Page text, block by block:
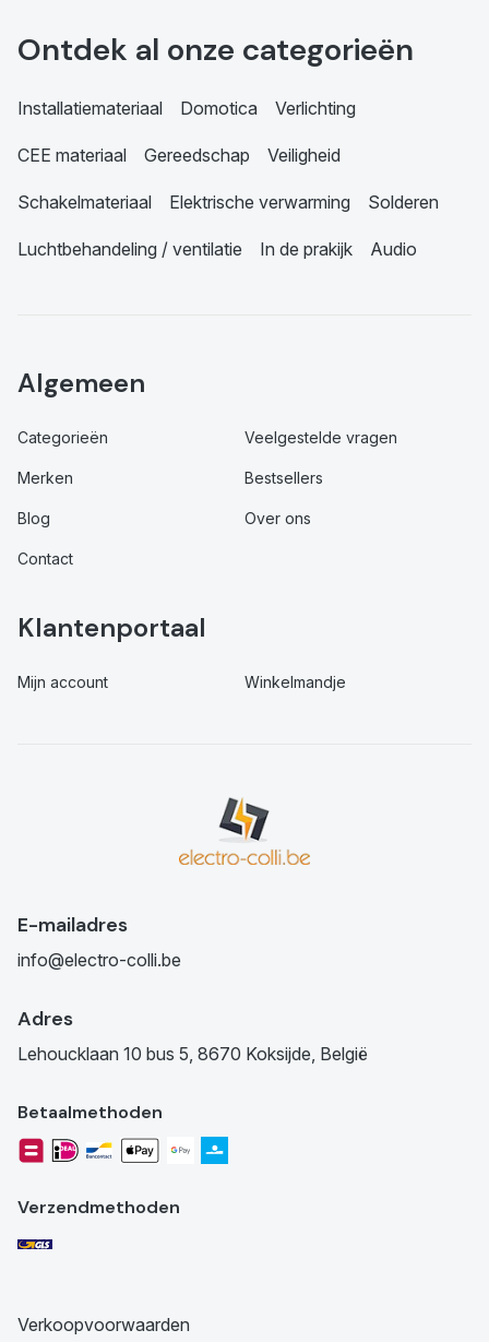
Ontdek al onze categorieën
Installatiemateriaal Domotica Verlichting
CEE materiaal Gereedschap Veiligheid
Schakelmateriaal Elektrische verwarming Solderen
Luchtbehandeling / ventilatie In de prakijk Audio
Algemeen
Categorieën Veelgestelde vragen
Merken Bestsellers
Blog Over ons
Contact
Klantenportaal
Mijn account Winkelmandje
E-mailadres
info@electro-colli.be
Adres
Lehoucklaan 10 bus 5, 8670 Koksijde, België
Betaalmethoden
Verzendmethoden
Verkoopvoorwaarden